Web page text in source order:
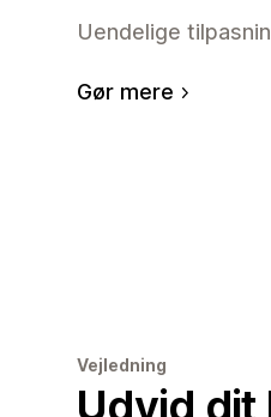
Uendelige
Gør mere
Vejledning
Udvid